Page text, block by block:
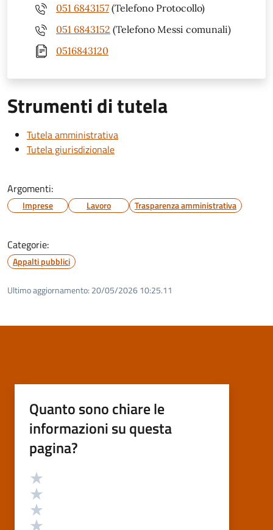
051 6843157 (Telefono Protocollo)
051 6843152 (Telefono Messi comunali)
0516843120
Strumenti di tutela
Tutela amministrativa
Tutela giurisdizionale
Argomenti:
Imprese Lavoro Trasparenza amministrativa
Categorie:
Appalti pubblici
Ultimo aggiornamento: 20/05/2026 10:25.11
Quanto sono chiare le
informazioni su questa
pagina?
Valutazione